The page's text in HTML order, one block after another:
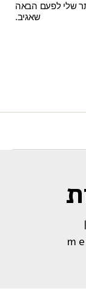
שלי לפעם הבאה
שאגיב.